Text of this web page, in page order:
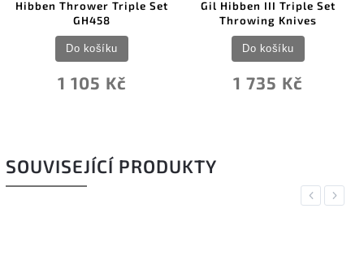
Hibben Thrower Triple Set
GH458
1 105 Kč
Do košíku
Gil Hibben III Triple Set
Throwing Knives
1 735 Kč
Do košíku
SOUVISEJÍCÍ PRODUKTY
Previous
Next